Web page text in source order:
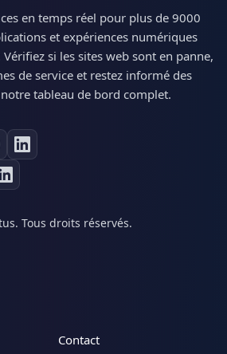
en temps réel pour plus de 9000
et expériences numériques
si les sites web sont en panne,
de service et restez informé des
tableau de bord complet.
Tous droits réservés.
Contact